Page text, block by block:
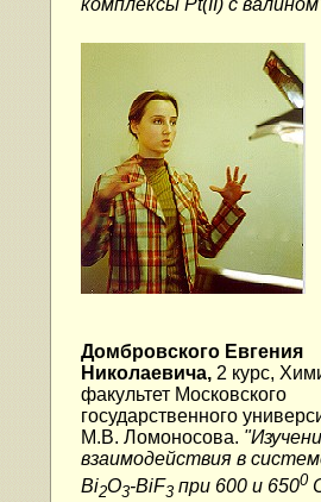
комплексы Pt(II) с
Домбровского Евгения
Николаевича,2 курс,
факультет Московского
государственного
М.В. Ломоносова.
взаимодействия в
Bi2O3-BiF3при 600 и 6500